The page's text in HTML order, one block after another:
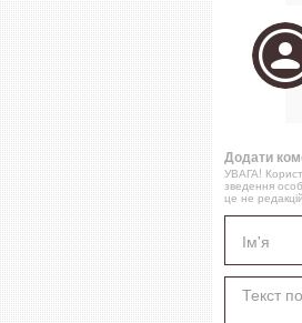
Додати
УВАГА!
зведення
це не